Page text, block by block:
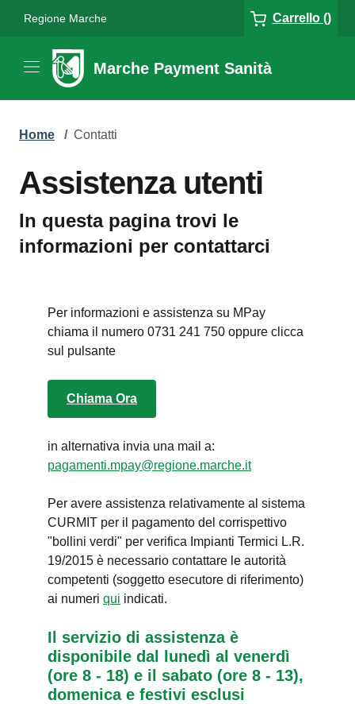
Regione Marche Carrello ()
Marche Payment Sanità
Home / Contatti
Assistenza utenti
In questa pagina trovi le
informazioni per contattarci
Per informazioni e assistenza su MPay
chiama il numero 0731 241 750 oppure clicca
sul pulsante
Chiama Ora
in alternativa invia una mail a:
pagamenti.mpay@regione.marche.it
Per avere assistenza relativamente al sistema
CURMIT per il pagamento del corrispettivo
"bollini verdi" per verifica Impianti Termici L.R.
19/2015 è necessario contattare le autorità
competenti (soggetto esecutore di riferimento)
ai numeri qui indicati.
Il servizio di assistenza è
disponibile dal lunedì al venerdì
(ore 8 - 18) e il sabato (ore 8 - 13),
domenica e festivi esclusi